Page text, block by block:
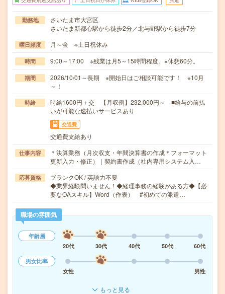
勤務地
さいたま市大宮区
さいたま新都心駅から徒歩2分／北与野駅から徒歩7分
曜日頻度 月～金 ※土日祝休み
時間 9:00～17:00 ※残業は月5～15時間程度。※休憩60分。
期間
2026/10/01～長期 ※開始日はご相談可能です！ ※10月
～！
時給
時給1600円＋交 【月収例】232,000円～ ■給与の前払
いが可能な速払いサービスあり
交通費
交通費支給あり
仕事内容
＊決算業務（月次収支・年間決算書の作成＊フォーマット
更新入力・修正）｜契約書作成（社内専用システム入…
応募資格
ブランクOK / 英語力不要
◆業界経験問いません！◆経理事務の経験がある方◆【必
要なOAスキル】Word（作表） #初めての派遣…
職場の雰囲気
年齢層
20代
30代 40代 50代
60代
男女比率
女性
男性
もっと見る